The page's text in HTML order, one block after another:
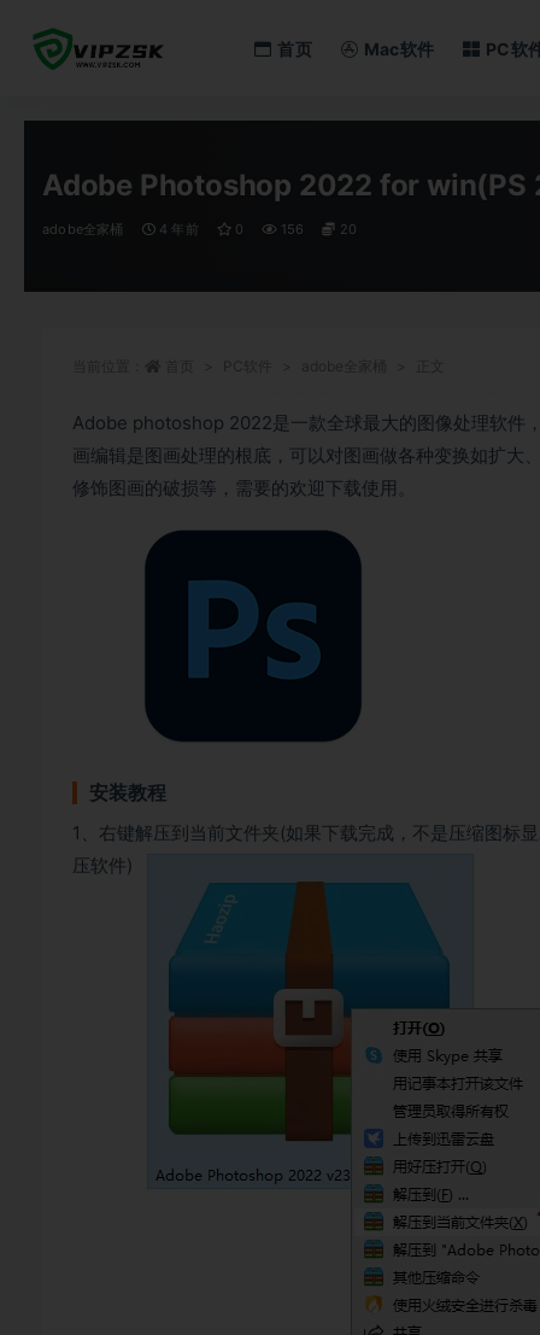
首页 Mac软件 PC软
Adobe Photoshop 2022 for win(PS
adobe全家桶 4 年前 0 156 20
Adobe photoshop 2022是一款全球最大的图像处理软件
画编辑是图画处理的根底，可以对图画做各种变换如扩
修饰图画的破损等，需要的欢迎下载使用。
安装教程
1、右键解压到当前文件夹(如果下载完成，不是压缩图标
压软件)
全部